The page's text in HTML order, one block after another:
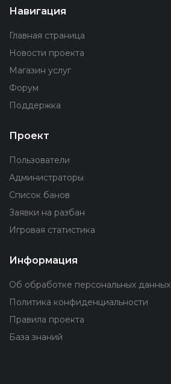
Навигация
Главная страница
Новости проекта
Магазин услуг
Форум
Поддержка
Проект
Пользователи
Администраторы
Список банов
Заявки на разбан
Игровая статистика
Информация
Об обработке персональных данных
Политика конфиденциальности
Правила проекта
База знаний